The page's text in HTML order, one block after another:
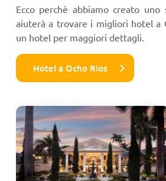
Ecco perchè abbiamo creato
aiuterà a trovare i migliori hotel a
un hotel per maggiori dettagli.
Hotel a Ocho Rios